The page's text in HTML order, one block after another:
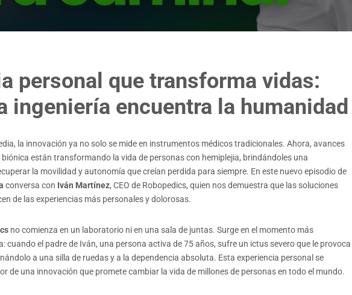
personal que transforma vidas:
ingeniería encuentra la humanidad
la innovación ya no solo se mide en instrumentos médicos tradicionales. Ahora, avances
están transformando la vida de personas con hemiplejia, brindándoles una
la movilidad y autonomía que creían perdida para siempre. En este nuevo episodio de
conversa con Iván Martínez, CEO de Robopedics, quien nos demuestra que las soluciones
de las experiencias más personales y dolorosas.
no comienza en un laboratorio ni en una sala de juntas. Surge en el momento más
cuando el padre de Iván, una persona activa de 75 años, sufre un ictus severo que le provoca
a una silla de ruedas y a la dependencia absoluta. Esta experiencia personal se
de una innovación que promete cambiar la vida de millones de personas en todo el mundo.